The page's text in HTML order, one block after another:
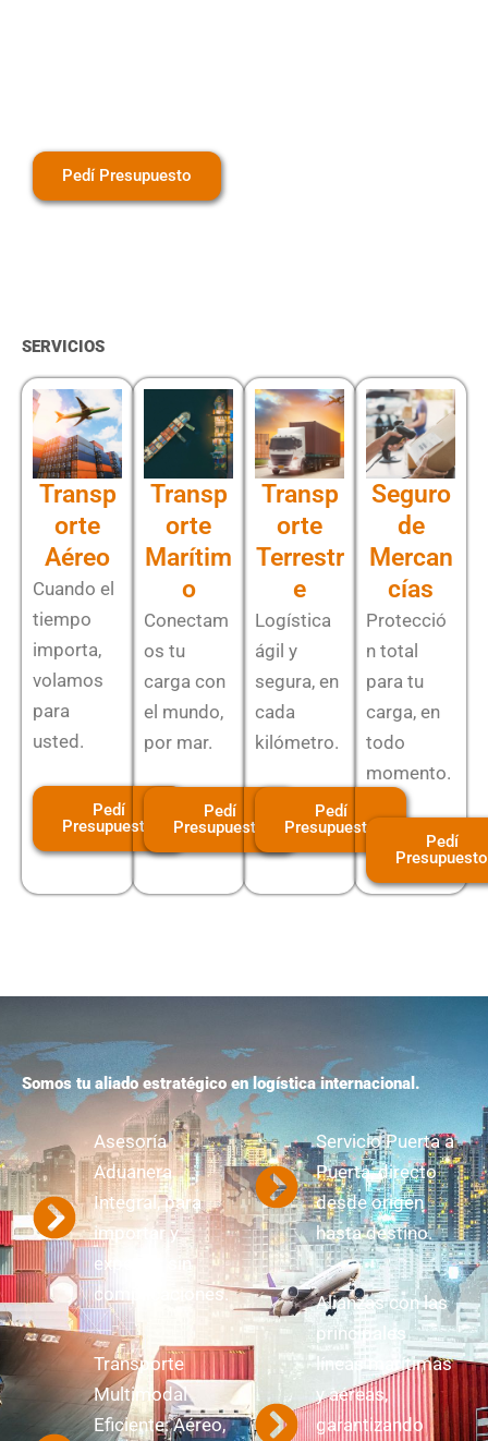
Pedí Presupuesto
SERVICIOS
Transp
orte
Aéreo
Cuando el
tiempo
importa,
volamos
para
usted.
Pedí
Presupuesto
Transp
orte
Marítim
o
Conectam
os tu
carga con
el mundo,
por mar.
Pedí
Presupuesto
Transp
orte
Terrestr
e
Logística
ágil y
segura, en
cada
kilómetro.
Pedí
Presupuesto
Seguro
de
Mercan
cías
Protecció
n total
para tu
carga, en
todo
momento.
Pedí
Presupuesto
Somos tu aliado estratégico en logística internacional.
Asesoría
Aduanera
Integral, para
importar y
exportar sin
complicaciones.
Transporte
Multimodal
Eficiente: Aéreo,
Servicio Puerta a
Puerta, directo
desde origen
hasta destino.
Alianzas con las
principales
líneas marítimas
y aéreas,
garantizando